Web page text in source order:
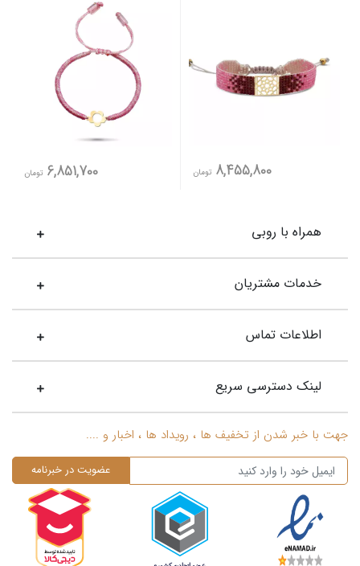
8,455,800 تومان 6,851,700 تومان
همراه با روبی
خدمات مشتریان
اطلاعات تماس
لینک دسترسی سریع
جهت با خبر شدن از تخفیف ها ، رویداد ها ، اخبار و ....